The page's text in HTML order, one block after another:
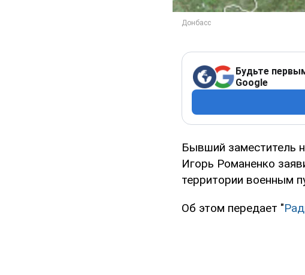
Будьте
Google
Бывший заместитель
Игорь Романенко
территории военным
Об этом передает "